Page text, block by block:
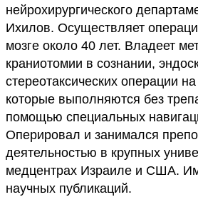
нейрохирургического
Ихилов. Осуществляет
мозге около 40 лет. Владеет
краниотомии в сознании,
стереотаксических операции
которые выполняются без
помощью специальных
Оперировал и занимался
деятельностью в крупных
медцентрах Израиле и США.
научных публикаций.